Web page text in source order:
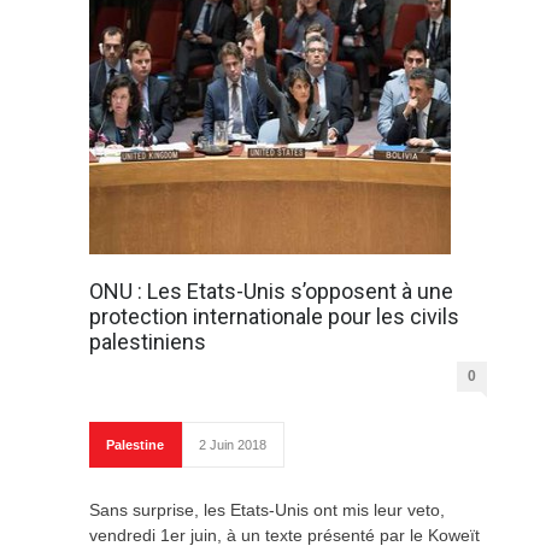
ONU : Les Etats-Unis s’opposent à une
protection internationale pour les civils
palestiniens
0
Palestine 2 Juin 2018
Sans surprise, les Etats-Unis ont mis leur veto,
vendredi 1er juin, à un texte présenté par le Koweït